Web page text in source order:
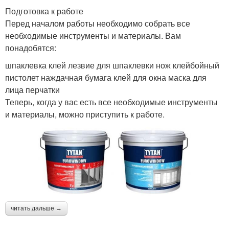
Подготовка к работе
Перед началом работы необходимо собрать все
необходимые инструменты и материалы. Вам
понадобятся:
шпаклевка клей лезвие для шпаклевки нож клейбойный
пистолет наждачная бумага клей для окна маска для
лица перчатки
Теперь, когда у вас есть все необходимые инструменты
и материалы, можно приступить к работе.
читать дальше →